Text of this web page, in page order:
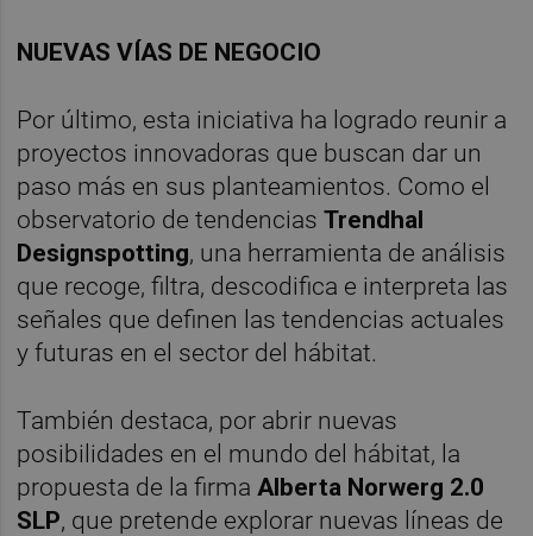
NUEVAS VÍAS DE NEGOCIO
Por último, esta iniciativa ha logrado reunir a
proyectos innovadoras que buscan dar un
paso más en sus planteamientos. Como el
observatorio de tendenciasTrendhal
Designspotting, una herramienta de análisis
que recoge, filtra, descodifica e interpreta las
señales que definen las tendencias actuales
y futuras en el sector del hábitat.
También destaca, por abrir nuevas
posibilidades en el mundo del hábitat, la
propuesta de la firma Alberta Norwerg 2.0
SLP, que pretende explorar nuevas líneas de